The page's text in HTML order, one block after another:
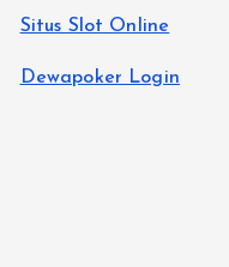
Situs Slot Online
Dewapoker Login